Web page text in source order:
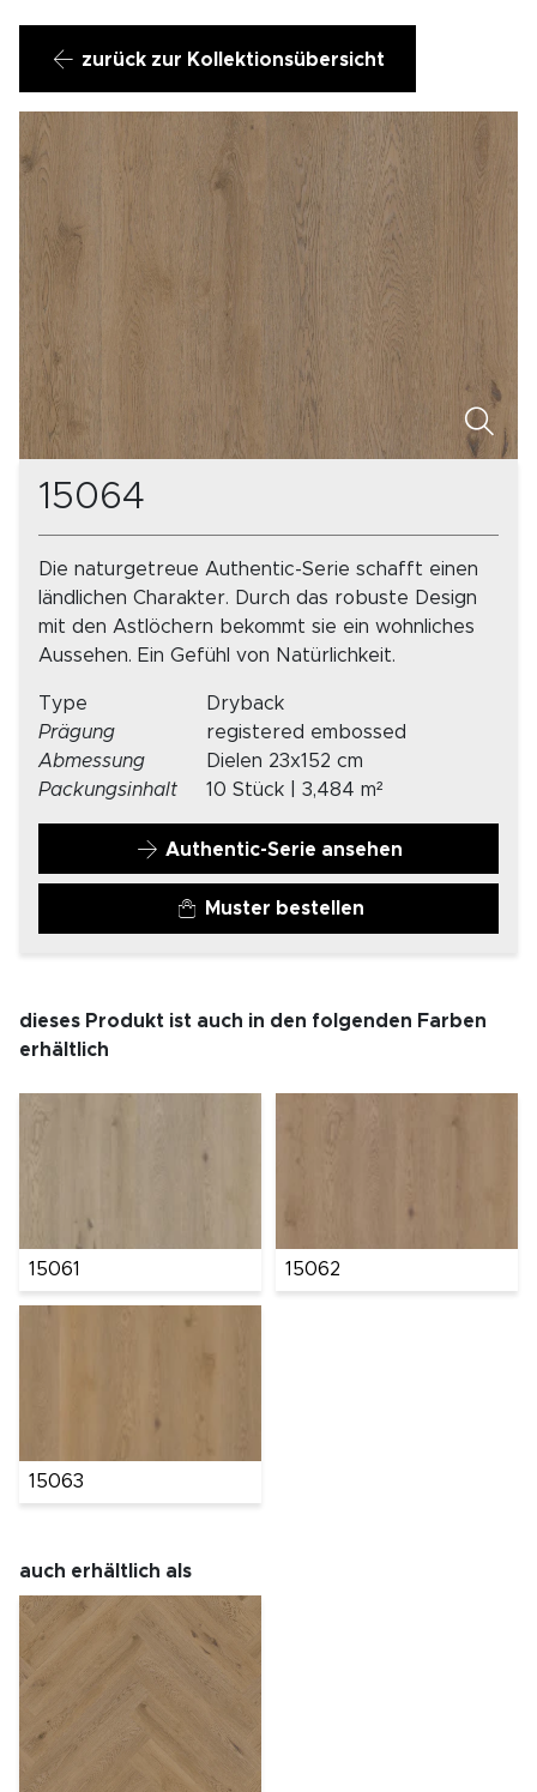
zurück zur Kollektionsübersicht
15064
Die naturgetreue Authentic-Serie schafft einen
ländlichen Charakter. Durch das robuste Design
mit den Astlöchern bekommt sie ein wohnliches
Aussehen. Ein Gefühl von Natürlichkeit.
Type
Dryback
Prägung
registered embossed
Abmessung
Dielen 23x152 cm
Packungsinhalt
10 Stück | 3,484 m²
Authentic-Serie ansehen
Muster bestellen
dieses Produkt ist auch in den folgenden Farben
erhältlich
15061 15062
15063
auch erhältlich als